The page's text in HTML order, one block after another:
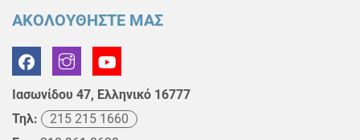
ΑΚΟΛΟΥΘΗΣΤΕ ΜΑΣ
Ιασωνίδου 47, Ελληνικό 16777
Τηλ:
215 215 1660